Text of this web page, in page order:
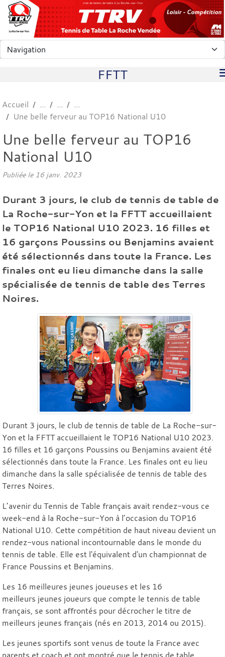
club de tennis de table à La Roche-sur-Yon
FFTT
Accueil
Une belle ferveur au TOP16 National U10
Une belle ferveur au TOP16
National U10
Publiée le 16 janv. 2023
Durant 3 jours, le club de tennis de table de
La Roche-sur-Yon et la FFTT accueillaient
le TOP16 National U10 2023. 16 filles et
16 garçons Poussins ou Benjamins avaient
été sélectionnés dans toute la France. Les
finales ont eu lieu dimanche dans la salle
spécialisée de tennis de table des Terres
Noires.
Durant 3 jours, le club de tennis de table de La Roche-sur-
Yon et la FFTT accueillaient le TOP16 National U10 2023.
16 filles et 16 garçons Poussins ou Benjamins avaient été
sélectionnés dans toute la France. Les finales ont eu lieu
dimanche dans la salle spécialisée de tennis de table des
Terres Noires.
L’avenir du Tennis de Table français avait rendez-vous ce
week-end à la Roche-sur-Yon à l’occasion du TOP16
National U10. Cette compétition de haut niveau devient un
rendez-vous national incontournable dans le monde du
tennis de table. Elle est l'équivalent d'un championnat de
France Poussins et Benjamins.
Les 16 meilleures jeunes joueuses et les 16
meilleurs jeunes joueurs que compte le tennis de table
français, se sont affrontés pour décrocher le titre de
meilleurs jeunes français (nés en 2013, 2014 ou 2015).
Les jeunes sportifs sont venus de toute la France avec
parents et coach et ont montré que le tennis de table
Panneau de gestion des cookies